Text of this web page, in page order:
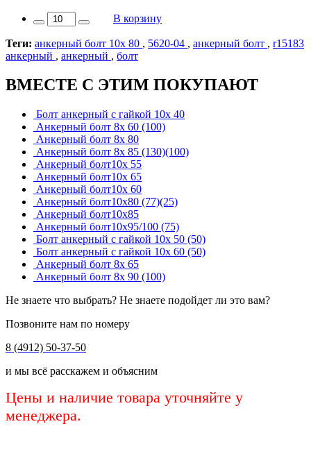
В корзину
Теги: анкерный болт 10х 80 , 5620-04 , анкерный болт , r15183
анкерный , анкерный , болт
ВМЕСТЕ С ЭТИМ ПОКУПАЮТ
Болт анкерный с гайкой 10х 40
Анкерный болт 8х 60 (100)
Анкерный болт 8х 80
Анкерный болт 8х 85 (130)(100)
Анкерный болт10х 55
Анкерный болт10х 65
Анкерный болт10х 60
Анкерный болт10х80 (77)(25)
Анкерный болт10х85
Анкерный болт10х95/100 (75)
Болт анкерный с гайкой 10х 50 (50)
Болт анкерный с гайкой 10х 60 (50)
Анкерный болт 8х 65
Анкерный болт 8х 90 (100)
Не знаете что выбрать? Не знаете подойдет ли это вам?
Позвоните нам по номеру
8 (4912) 50-37-50
и мы всё расскажем и объясним
Цены и наличие товара уточняйте у
менеджера.